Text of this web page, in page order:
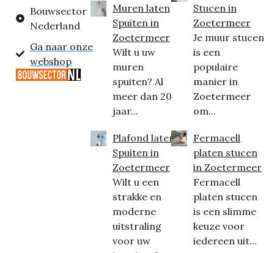
Bouwsector
Nederland
Ga naar onze
webshop
Muren laten
Spuiten in
Zoetermeer
Wilt u uw
muren
spuiten? Al
meer dan 20
jaar...
Plafond laten
Spuiten in
Zoetermeer
Wilt u een
strakke en
moderne
uitstraling
voor uw
Stucen in
Zoetermeer
Je muur stucen
is een
populaire
manier in
Zoetermeer
om...
Fermacell
platen stucen
in Zoetermeer
Fermacell
platen stucen
is een slimme
keuze voor
iedereen uit...